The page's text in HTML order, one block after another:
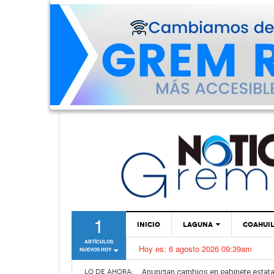
1
ARTÍCULOS
NUEVOS HOY
INICIO LAGUNA
TORREÓN
GÓMEZ PALACIO
Hoy es: 6 agosto 2026 09:39am
LO DE AHORA: